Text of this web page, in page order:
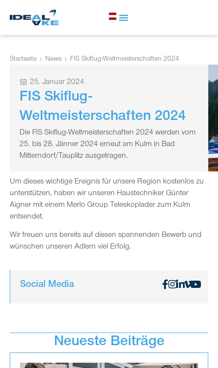
Startseite News FIS Skiflug-Weltmeisterschaften 2024
25. Januar 2024
FIS Skiflug-
Weltmeisterschaften 2024
Die FIS Skiflug-Weltmeisterschaften 2024 werden vom
25. bis 28. Jänner 2024 erneut am Kulm in Bad
Mitterndorf/Tauplitz ausgetragen.
Um dieses wichtige Ereignis für unsere Region kostenlos zu
unterstützen, haben wir unseren Haustechniker Günter
Aigner mit einem Merlo Group Teleskoplader zum Kulm
entsendet.
Wir freuen uns bereits auf diesen spannenden Bewerb und
wünschen unseren Adlern viel Erfolg.
Social Media
Neueste Beiträge